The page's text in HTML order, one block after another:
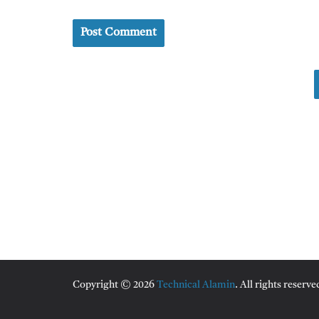
Copyright © 2026 Technical Alamin. All rights